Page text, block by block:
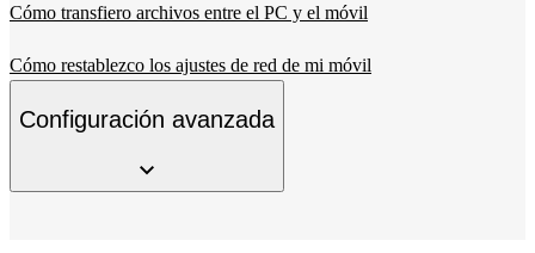
Cómo transfiero archivos entre el PC y el móvil
Cómo restablezco los ajustes de red de mi móvil
Configuración avanzada